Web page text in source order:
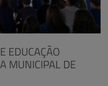
EDUCAÇÃO
MUNICIPAL DE